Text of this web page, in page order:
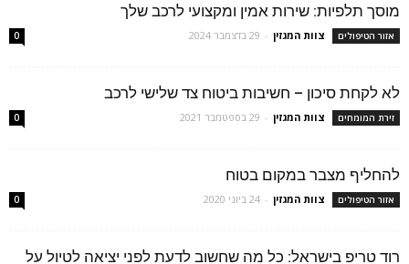
מוסך תלפיות: שירות אמין ומקצועי לרכב שלך
אזור הטיפולים צוות המגזין - 29 בדצמבר 2024 0
לא לקחת סיכון – חשיבות ביטוח צד שלישי לרכב
זירת המומחים צוות המגזין - 29 בספטמבר 2021 0
להחליף מצבר במקום בטוח
אזור הטיפולים צוות המגזין - 24 ביוני 2020 0
רוד טריפ בישראל: כל מה שחשוב לדעת לפני יציאה לטיול על